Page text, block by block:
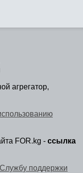
агрегатор,
FOR.kg - ссылка
Службу поддержки